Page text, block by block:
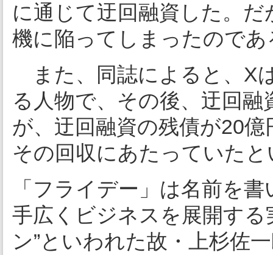
に通じて迂回融資した。
機に陥ってしまったのであ
また、同誌によると、X
る人物で、その後、迂回
が、迂回融資の残債が20
その回収にあたっていたと
「フライデー」は名前を
手広くビジネスを展開する
ン”といわれた故・上杉佐